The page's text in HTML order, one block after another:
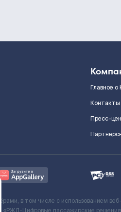
Главное о
Контакты
Пресс-
в том числе с использованием